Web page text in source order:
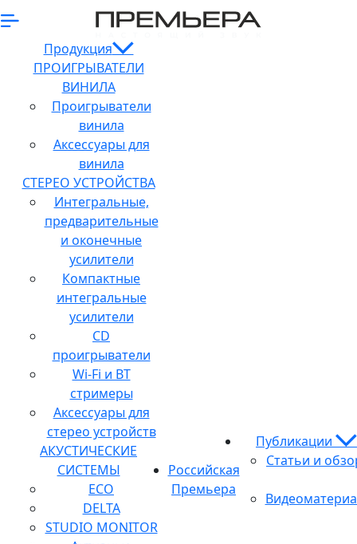
Продукция
ПРОИГРЫВАТЕЛИ
ВИНИЛА
Проигрыватели
винила
Аксессуары для
винила
СТЕРЕО УСТРОЙСТВА
Интегральные,
предварительные
и оконечные
усилители
Компактные
интегральные
усилители
CD
проигрыватели
Wi-Fi и BT
стримеры
Аксессуары для
стерео устройств
АКУСТИЧЕСКИЕ
СИСТЕМЫ
ECO
DELTA
STUDIO MONITOR
Российская
Премьера
Публикации
Статьи и